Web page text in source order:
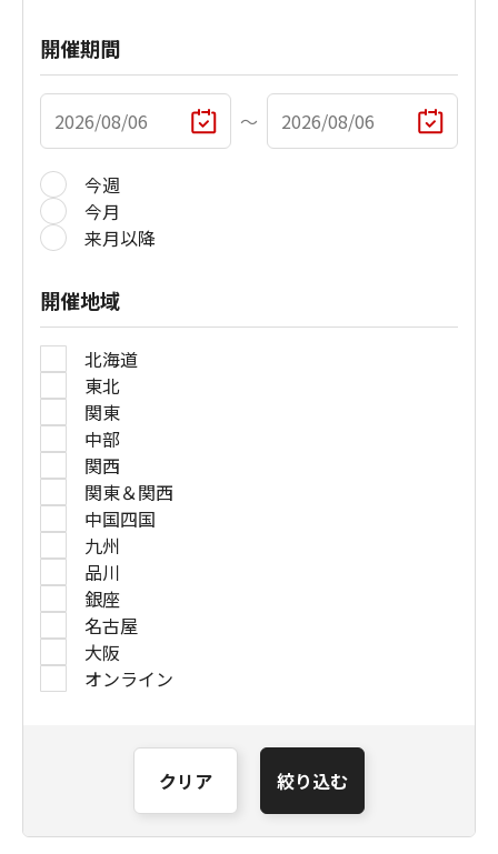
開催期間
〜
今週
今月
来月以降
開催地域
北海道
東北
関東
中部
関西
関東＆関西
中国四国
九州
品川
銀座
名古屋
大阪
オンライン
クリア 絞り込む